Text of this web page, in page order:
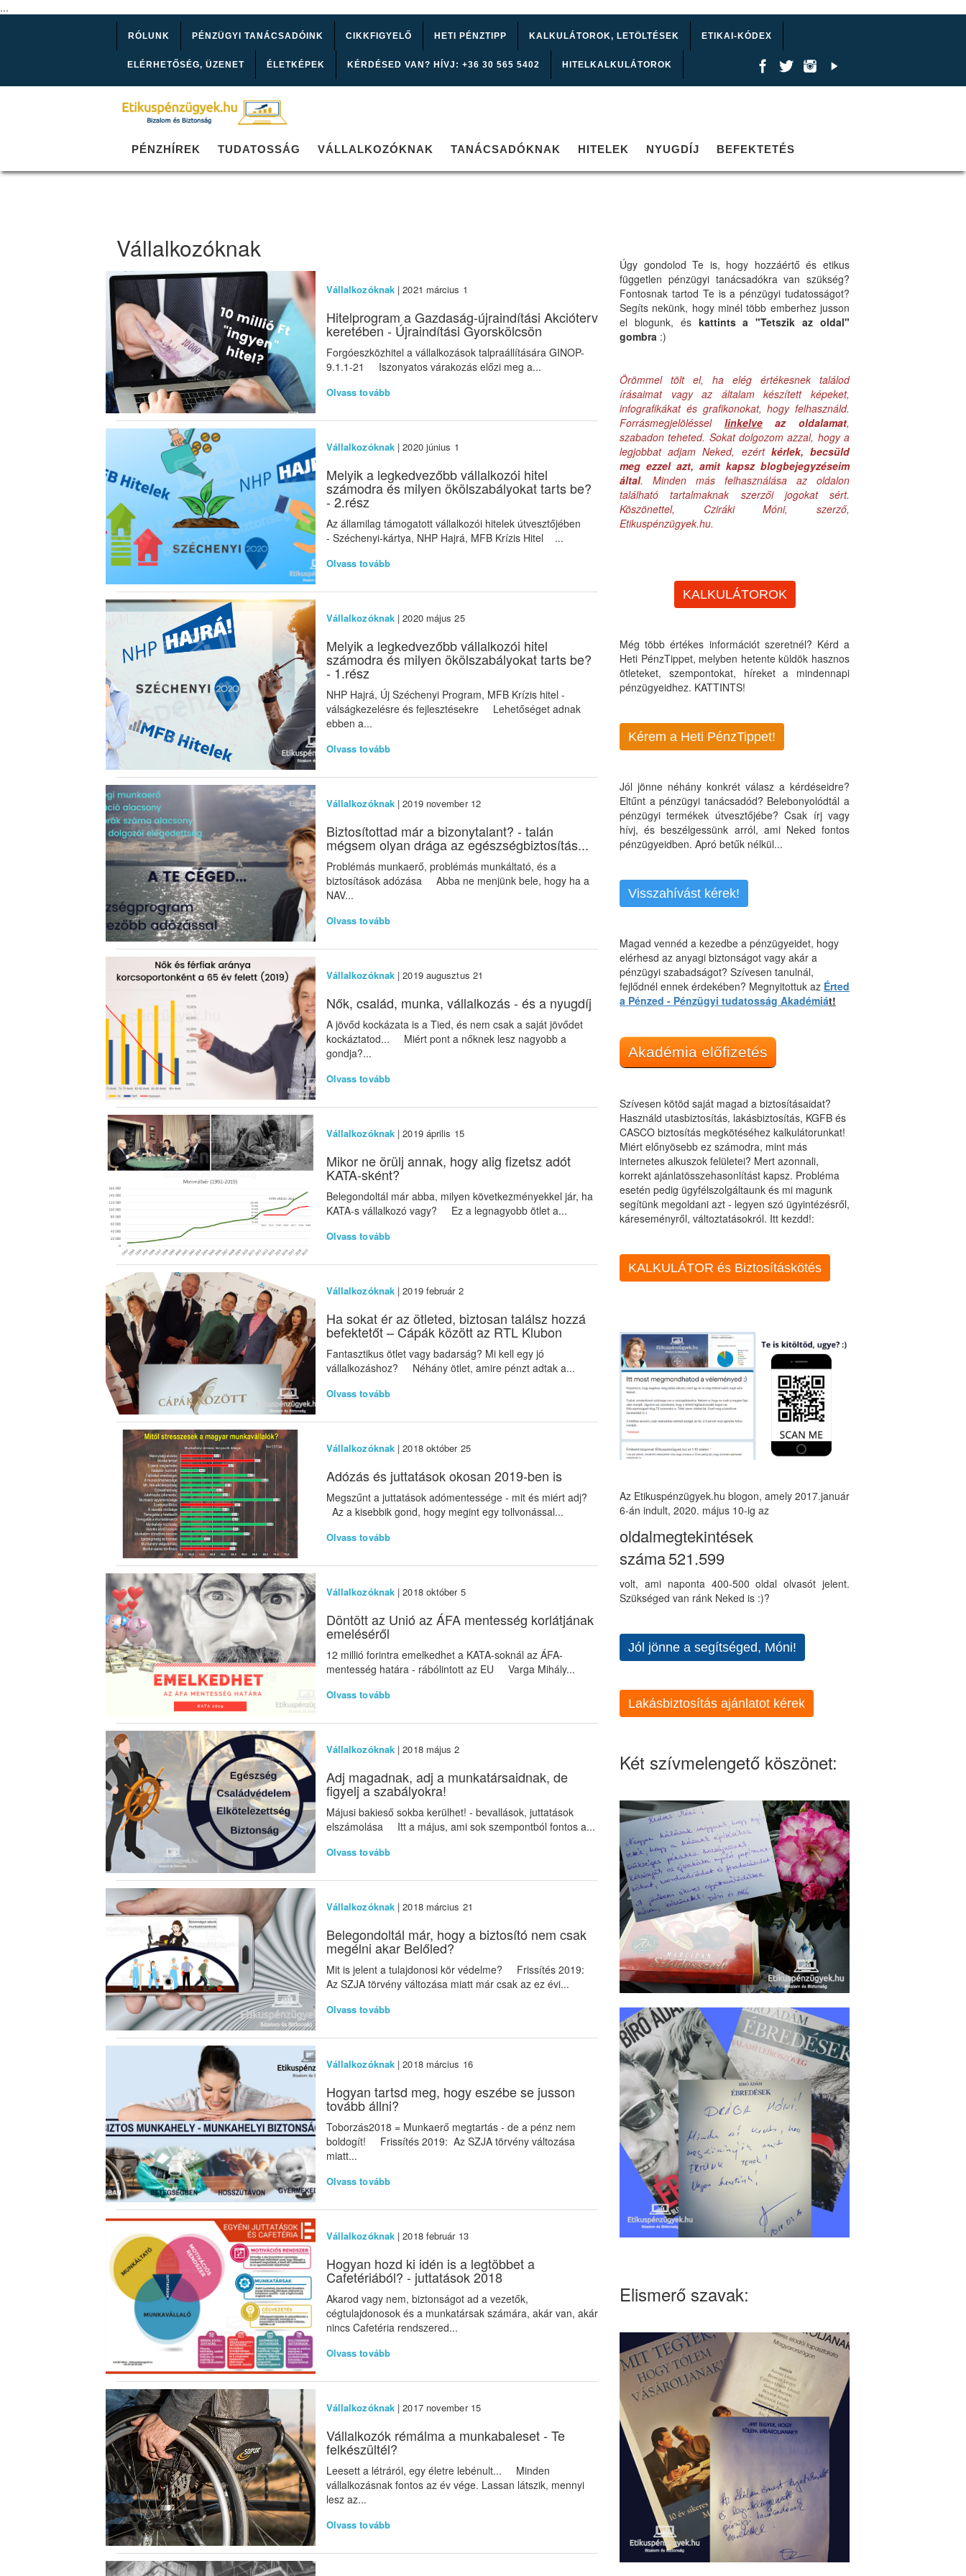
...
RÓLUNK PÉNZÜGYI TANÁCSADÓINK CIKKFIGYELŐ HETI PÉNZTIPP KALKULÁTOROK, LETÖLTÉSEK ETIKAI-KÓDEX
ELÉRHETŐSÉG, ÜZENET ÉLETKÉPEK KÉRDÉSED VAN? HÍVJ: +36 30 565 5402 HITELKALKULÁTOROK
PÉNZHÍREK TUDATOSSÁG VÁLLALKOZÓKNAK TANÁCSADÓKNAK HITELEK NYUGDÍJ BEFEKTETÉS
Vállalkozóknak
Vállalkozóknak | 2021 március 1
Hitelprogram a Gazdaság-újraindítási Akcióterv
keretében - Újraindítási Gyorskölcsön
Forgóeszközhitel a vállalkozások talpraállítására GINOP-
9.1.1-21 Iszonyatos várakozás előzi meg a...
Olvass tovább
Vállalkozóknak | 2020 június 1
Melyik a legkedvezőbb vállalkozói hitel
számodra és milyen ökölszabályokat tarts be?
- 2.rész
Az államilag támogatott vállalkozói hitelek útvesztőjében
- Széchenyi-kártya, NHP Hajrá, MFB Krízis Hitel ...
Olvass tovább
Vállalkozóknak | 2020 május 25
Melyik a legkedvezőbb vállalkozói hitel
számodra és milyen ökölszabályokat tarts be?
- 1.rész
NHP Hajrá, Új Széchenyi Program, MFB Krízis hitel -
válságkezelésre és fejlesztésekre Lehetőséget adnak
ebben a...
Olvass tovább
Vállalkozóknak | 2019 november 12
Biztosítottad már a bizonytalant? - talán
mégsem olyan drága az egészségbiztosítás...
Problémás munkaerő, problémás munkáltató, és a
biztosítások adózása Abba ne menjünk bele, hogy ha a
NAV...
Olvass tovább
Vállalkozóknak | 2019 augusztus 21
Nők, család, munka, vállalkozás - és a nyugdíj
A jövőd kockázata is a Tied, és nem csak a saját jövődet
kockáztatod... Miért pont a nőknek lesz nagyobb a
gondja?...
Olvass tovább
Vállalkozóknak | 2019 április 15
Mikor ne örülj annak, hogy alig fizetsz adót
KATA-sként?
Belegondoltál már abba, milyen következményekkel jár, ha
KATA-s vállalkozó vagy? Ez a legnagyobb ötlet a...
Olvass tovább
Vállalkozóknak | 2019 február 2
Ha sokat ér az ötleted, biztosan találsz hozzá
befektetőt – Cápák között az RTL Klubon
Fantasztikus ötlet vagy badarság? Mi kell egy jó
vállalkozáshoz? Néhány ötlet, amire pénzt adtak a...
Olvass tovább
Vállalkozóknak | 2018 október 25
Adózás és juttatások okosan 2019-ben is
Megszűnt a juttatások adómentessége - mit és miért adj?
Az a kisebbik gond, hogy megint egy tollvonással...
Olvass tovább
Vállalkozóknak | 2018 október 5
Döntött az Unió az ÁFA mentesség korlátjának
emeléséről
12 millió forintra emelkedhet a KATA-soknál az ÁFA-
mentesség határa - rábólintott az EU Varga Mihály...
Olvass tovább
Vállalkozóknak | 2018 május 2
Adj magadnak, adj a munkatársaidnak, de
figyelj a szabályokra!
Májusi bakieső sokba kerülhet! - bevallások, juttatások
elszámolása Itt a május, ami sok szempontból fontos a...
Olvass tovább
Vállalkozóknak | 2018 március 21
Belegondoltál már, hogy a biztosító nem csak
megélni akar Belőled?
Mit is jelent a tulajdonosi kör védelme? Frissítés 2019:
Az SZJA törvény változása miatt már csak az ez évi...
Olvass tovább
Vállalkozóknak | 2018 március 16
Hogyan tartsd meg, hogy eszébe se jusson
tovább állni?
Toborzás2018 = Munkaerő megtartás - de a pénz nem
boldogít! Frissítés 2019: Az SZJA törvény változása
miatt...
Olvass tovább
Vállalkozóknak | 2018 február 13
Hogyan hozd ki idén is a legtöbbet a
Cafetériából? - juttatások 2018
Akarod vagy nem, biztonságot ad a vezetők,
cégtulajdonosok és a munkatársak számára, akár van, akár
nincs Cafetéria rendszered...
Olvass tovább
Vállalkozóknak | 2017 november 15
Vállalkozók rémálma a munkabaleset - Te
felkészültél?
Leesett a létráról, egy életre lebénult... Minden
vállalkozásnak fontos az év vége. Lassan látszik, mennyi
lesz az...
Olvass tovább
Úgy gondolod Te is, hogy hozzáértő és etikus
független pénzügyi tanácsadókra van szükség?
Fontosnak tartod Te is a pénzügyi tudatosságot?
Segíts nekünk, hogy minél több emberhez jusson
el blogunk, és kattints a "Tetszik az oldal"
gombra :)
Örömmel tölt el, ha elég értékesnek találod
írásaimat vagy az általam készített képeket,
infografikákat és grafikonokat, hogy felhasználd.
Forrásmegjelöléssel linkelveaz oldalamat,
szabadon teheted. Sokat dolgozom azzal, hogy a
legjobbat adjam Neked, ezért kérlek, becsüld
meg ezzel azt, amit kapsz blogbejegyzéseim
által. Minden más felhasználása az oldalon
található tartalmaknak szerzői jogokat sért.
Köszönettel, Cziráki Móni, szerző,
Etikuspénzügyek.hu.
KALKULÁTOROK
Még több értékes információt szeretnél? Kérd a
Heti PénzTippet, melyben hetente küldök hasznos
ötleteket, szempontokat, híreket a mindennapi
pénzügyeidhez. KATTINTS!
Kérem a Heti PénzTippet!
Jól jönne néhány konkrét válasz a kérdéseidre?
Eltűnt a pénzügyi tanácsadód? Belebonyolódtál a
pénzügyi termékek útvesztőjébe? Csak írj vagy
hívj, és beszélgessünk arról, ami Neked fontos
pénzügyeidben. Apró betűk nélkül...
Visszahívást kérek!
Magad vennéd a kezedbe a pénzügyeidet, hogy
elérhesd az anyagi biztonságot vagy akár a
pénzügyi szabadságot? Szívesen tanulnál,
fejlődnél ennek érdekében? Megnyitottuk az Érted
a Pénzed - Pénzügyi tudatosság Akadémiát!
Akadémia előfizetés
Szívesen kötöd saját magad a biztosításaidat?
Használd utasbiztosítás, lakásbiztosítás, KGFB és
CASCO biztosítás megkötéséhez kalkulátorunkat!
Miért előnyösebb ez számodra, mint más
internetes alkuszok felületei? Mert azonnali,
korrekt ajánlatösszehasonlítást kapsz. Probléma
esetén pedig ügyfélszolgáltaunk és mi magunk
segítünk megoldani azt - legyen szó ügyintézésről,
káreseményről, változtatásokról. Itt kezdd!:
KALKULÁTOR és Biztosításkötés
Az Etikuspénzügyek.hu blogon, amely 2017.január
6-án indult, 2020. május 10-ig az
oldalmegtekintések
száma521.599
volt, ami naponta 400-500 oldal olvasót jelent.
Szükséged van ránk Neked is :)?
Jól jönne a segítséged, Móni!
Lakásbiztosítás ajánlatot kérek
Két szívmelengető köszönet:
Elismerő szavak: